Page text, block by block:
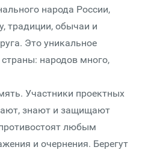
народа России,
традиции, обычаи и
Это уникальное
народов много,
Участники проектных
знают и защищают
любым
и очернения. Берегут